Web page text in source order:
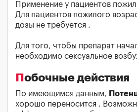
Применение у пациентов
Для пациентов пожилого
дозы не требуется .
Для того, чтобы препарат
необходимо сексуальное
Побочные действия
По имеющимся данным,
хорошо переносится .